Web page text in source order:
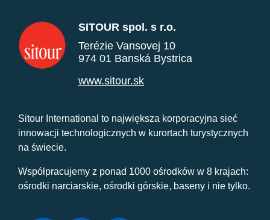
SITOUR spol. s r.o.
Terézie Vansovej 10
974 01 Banská Bystrica
www.sitour.sk
Sitour International to największa korporacyjna sieć
innowacji technologicznych w kurortach turystycznych
na świecie.
Współpracujemy z ponad 1000 ośrodków w 8 krajach:
ośrodki narciarskie, ośrodki górskie, baseny i nie tylko.